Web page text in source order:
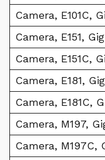
Camera, E101C,
Camera, E151,
Camera, E151C,
Camera, E181,
Camera, E181C,
Camera, M197,
Camera, M197C,